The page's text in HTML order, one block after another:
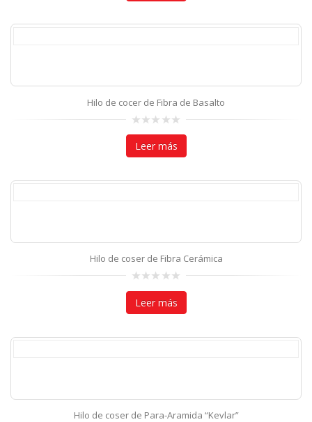
5
Hilo de cocer de Fibra de Basalto
0
out
5
Leer más
Hilo de coser de Fibra Cerámica
0
out
5
Leer más
Hilo de coser de Para-Aramida “Kevlar”